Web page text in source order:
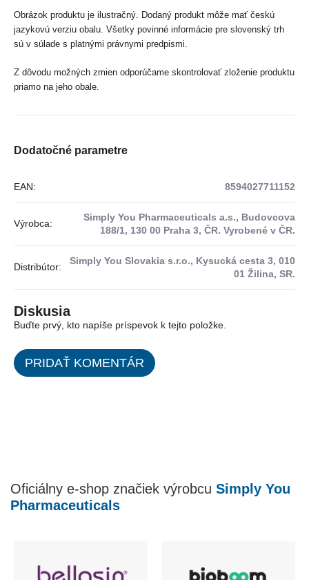
Obrázok produktu je ilustračný. Dodaný produkt môže mať českú
jazykovú verziu obalu. Všetky povinné informácie pre slovenský trh
sú v súlade s platnými právnymi predpismi.
Z dôvodu možných zmien odporúčame skontrolovať zloženie produktu
priamo na jeho obale.
Dodatočné parametre
EAN: 8594027711152
Výrobca:
Simply You Pharmaceuticals a.s., Budovcova
188/1, 130 00 Praha 3, ČR. Vyrobené v ČR.
Distribútor:
Simply You Slovakia s.r.o., Kysucká cesta 3, 010
01 Žilina, SR.
Diskusia
Buďte prvý, kto napíše príspevok k tejto položke.
PRIDAŤ KOMENTÁR
Oficiálny e-shop značiek výrobcu Simply You
Pharmaceuticals